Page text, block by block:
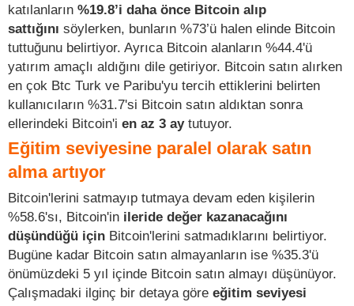
katılanların %19.8’i daha önce Bitcoin alıp
sattığını söylerken, bunların %73’ü halen elinde Bitcoin
tuttuğunu belirtiyor. Ayrıca Bitcoin alanların %44.4'ü
yatırım amaçlı aldığını dile getiriyor. Bitcoin satın alırken
en çok Btc Turk ve Paribu'yu tercih ettiklerini belirten
kullanıcıların %31.7'si Bitcoin satın aldıktan sonra
ellerindeki Bitcoin'i en az 3 aytutuyor.
Eğitim seviyesine paralel olarak satın
alma artıyor
Bitcoin'lerini satmayıp tutmaya devam eden kişilerin
%58.6'sı, Bitcoin'in ileride değer kazanacağını
düşündüğü için Bitcoin'lerini satmadıklarını belirtiyor.
Bugüne kadar Bitcoin satın almayanların ise %35.3'ü
önümüzdeki 5 yıl içinde Bitcoin satın almayı düşünüyor.
Çalışmadaki ilginç bir detaya göre eğitim seviyesi